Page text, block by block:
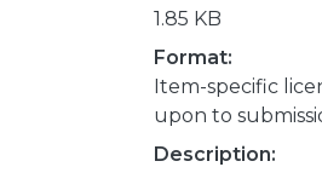
1.85 KB
Format:
Item-specific
upon to
Description: